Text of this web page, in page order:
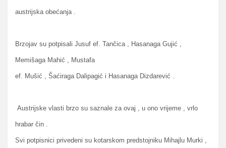
austrijska obećanja .
Brzojav su potpisali Jusuf ef. Tančica , Hasanaga Gujić ,
Memišaga Mahić , Mustafa
ef. Mušić , Šaćiraga Dalipagić i Hasanaga Dizdarević .
Austrijske vlasti brzo su saznale za ovaj , u ono vrijeme , vrlo
hrabar čin .
Svi potpisnici privedeni su kotarskom predstojniku Mihajlu Murki ,